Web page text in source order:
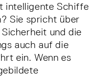
intelligente Schiffe
Sie spricht über
und die
auch auf die
ein. Wenn es